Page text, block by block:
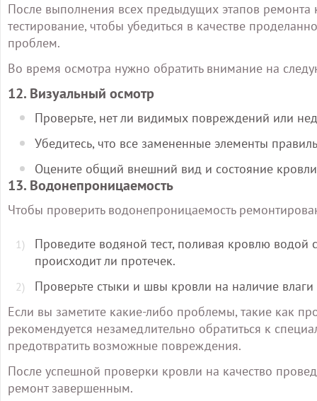
После выполнения всех предыдущих этапов
тестирование, чтобы убедиться в качестве
проблем.
Во время осмотра нужно обратить внимание на
12. Визуальный осмотр
Проверьте, нет ли видимых повреждений или
Убедитесь, что все замененные элементы
Оцените общий внешний вид и состояние
13. Водонепроницаемость
Чтобы проверить водонепроницаемость
Проведите водяной тест, поливая кровлю
происходит ли протечек.
Проверьте стыки и швы кровли на наличие
Если вы заметите какие-либо проблемы, такие как
рекомендуется незамедлительно обратиться к
предотвратить возможные повреждения.
После успешной проверки кровли на качество
ремонт завершенным.